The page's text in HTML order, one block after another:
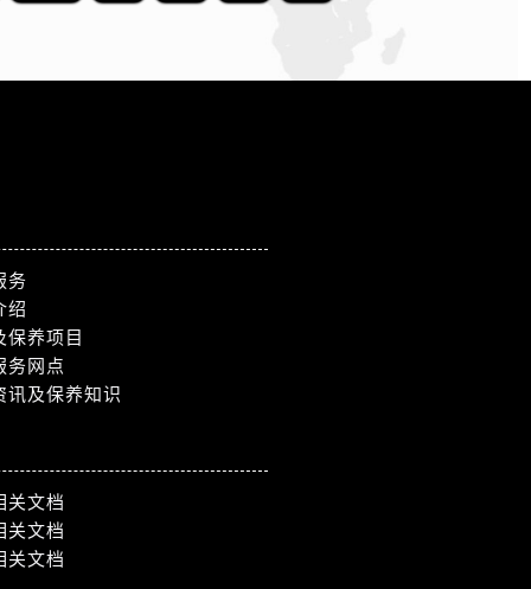
务
绍
保养项目
务网点
讯及保养知识
关文档
关文档
关文档